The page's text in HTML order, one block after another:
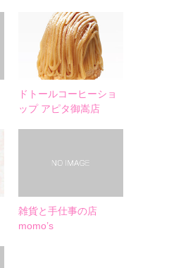
ドトールコーヒーショ
ップ アピタ御嵩店
雑貨と手仕事の店
momo’s